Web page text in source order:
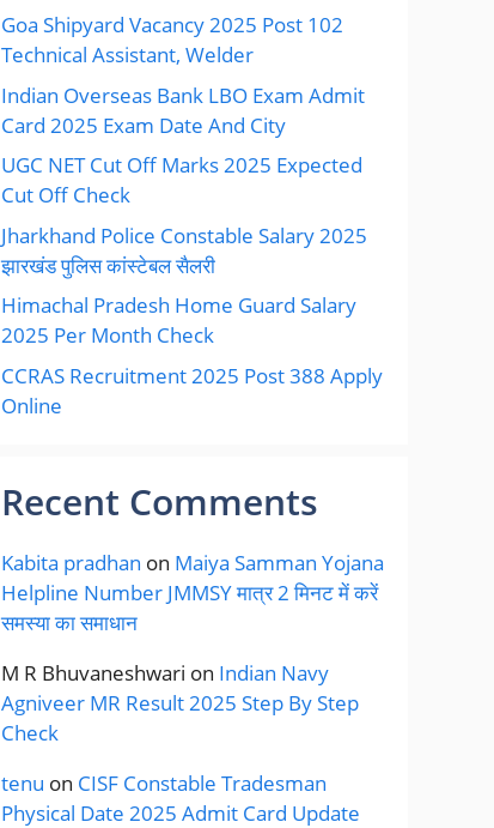
Goa Shipyard Vacancy 2025 Post 102
Technical Assistant, Welder
Indian Overseas Bank LBO Exam Admit
Card 2025 Exam Date And City
UGC NET Cut Off Marks 2025 Expected
Cut Off Check
Jharkhand Police Constable Salary 2025
झारखंड पुलिस कांस्टेबल सैलरी
Himachal Pradesh Home Guard Salary
2025 Per Month Check
CCRAS Recruitment 2025 Post 388 Apply
Online
Recent Comments
Kabita pradhan on Maiya Samman Yojana
Helpline Number JMMSY मात्र 2 मिनट में करें
समस्या का समाधान
M R Bhuvaneshwari on Indian Navy
Agniveer MR Result 2025 Step By Step
Check
tenu on CISF Constable Tradesman
Physical Date 2025 Admit Card Update